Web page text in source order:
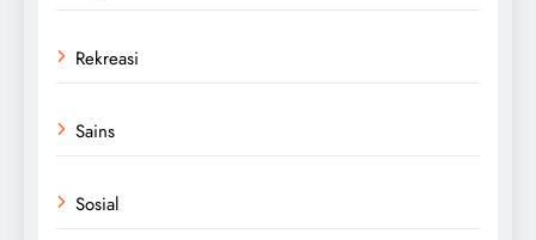
Rekreasi
Sains
Sosial